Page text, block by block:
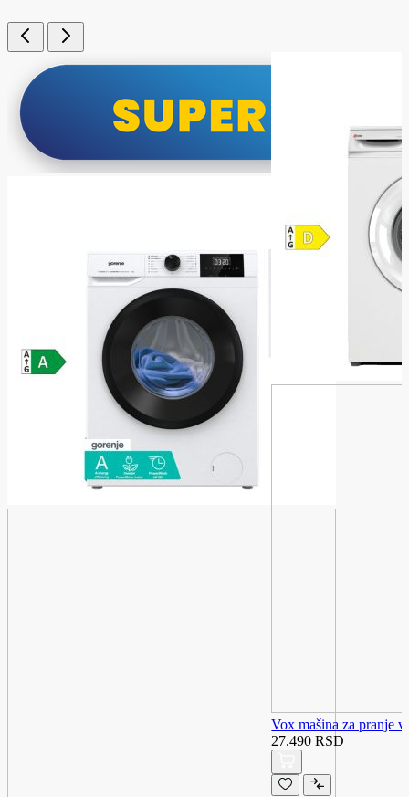
Vox mašina za pranje
27.490 RSD